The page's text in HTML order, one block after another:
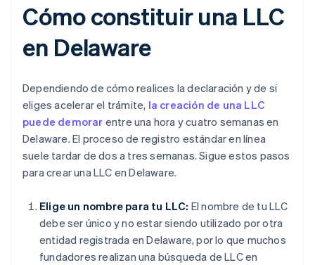
Cómo constituir una LLC
en Delaware
Dependiendo de cómo realices la declaración y de si
eliges acelerar el trámite, la creación de una LLC
puede demorar entre una hora y cuatro semanas en
Delaware. El proceso de registro estándar en línea
suele tardar de dos a tres semanas. Sigue estos pasos
para crear una LLC en Delaware.
Elige un nombre para tu LLC: El nombre de tu LLC
debe ser único y no estar siendo utilizado por otra
entidad registrada en Delaware, por lo que muchos
fundadores realizan una búsqueda de LLC en